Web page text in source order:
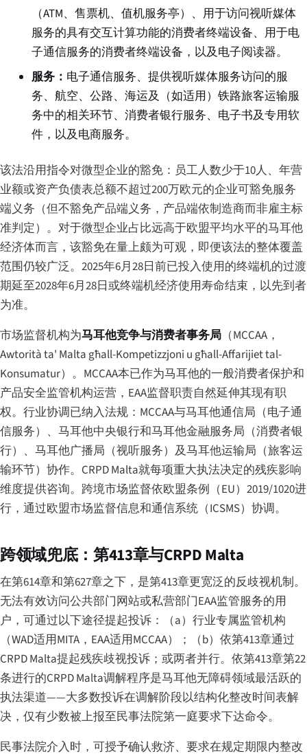
（ATM、售票机、值机服务亭）、用于访问视听媒体
服务的具有交互计算功能的消费者终端设备、用于电
子通信服务的消费者终端设备，以及电子阅读器。
服务： 电子通信服务、提供视听媒体服务访问的服
务、航空、公路、海运及（如适用）铁路旅客运输服
务中的相关环节、消费者银行服务、电子书及专用软
件，以及电商服务。
该法沿用指令对微型企业的豁免：员工人数少于10人、年营
业额或资产负债表总额不超过200万欧元的企业可豁免服务
端义务（但不豁免产品端义务，产品端依制造商而非雇主标
准判定）。对于微型企业占比远高于欧盟平均水平的马耳他
经济体而言，该豁免在量上颇为可观，即便该法的整体覆盖
范围仍较广泛。2025年6月28日前已投入使用的终端机的过渡
期延至2028年6月28日或终端机经济使用寿命结束，以先到者
为准。
市场监督机构为马耳他竞争与消费者事务局 （MCCAA，
Awtorità ta' Malta għall-Kompetizzjoni u għall-Affarijiet tal-
Konsumatur）。MCCAA本已作为马耳他的一般消费者保护和
产品安全监管机构运营，EAA监督职责自然延伸其现有职
权。行业协调已纳入法规：MCCAA与马耳他通信局（电子通
信服务）、马耳他中央银行和马耳他金融服务局（消费者银
行）、马耳他广播局（视听服务）及马耳他运输局（旅客运
输环节）协作。CRPD Malta就每项重大执法决定的残疾影响
维度提供咨询。跨境市场监督依欧盟条例（EU）2019/1020进
行，通过欧盟市场监督信息和通信系统（ICSMS）协调。
跨领域兜底：第413章与CRPD Malta
在第614章和第627章之下，是第413章更宽泛的反歧视机制。
无法有效访问公共部门网站或私营部门EAA监管服务的用
户，可通过以下途径提起投诉：（a）行业专属监管机构
（WAD适用MITA，EAA适用MCCAA）；（b）依第413章通过
CRPD Malta提起残疾歧视投诉；或两者并行。依第413章第22
条进行的CRPD Malta调解程序是马耳他无障碍领域最活跃的
执法渠道——大多数投诉在调解阶段以结构化整改时间表解
决，仅有少数被上报至民事法院第一庭要求下达命令。
民事法院介入时，可授予确认救济、要求在规定期限内整改